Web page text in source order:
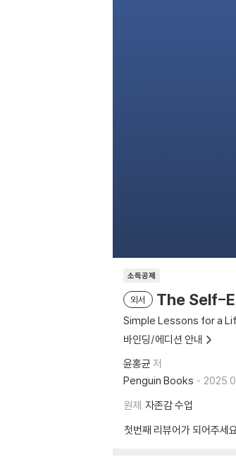
소득공제
외서 The Self-
Simple Lessons for a
바인딩/에디션 안내
윤홍균 저
Penguin Books
원제 자존감 수업
첫번째 리뷰어가 되어주세